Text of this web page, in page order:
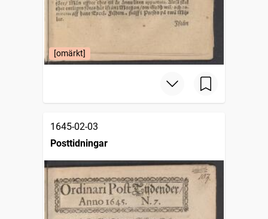
[omärkt]
1645-02-03
Posttidningar